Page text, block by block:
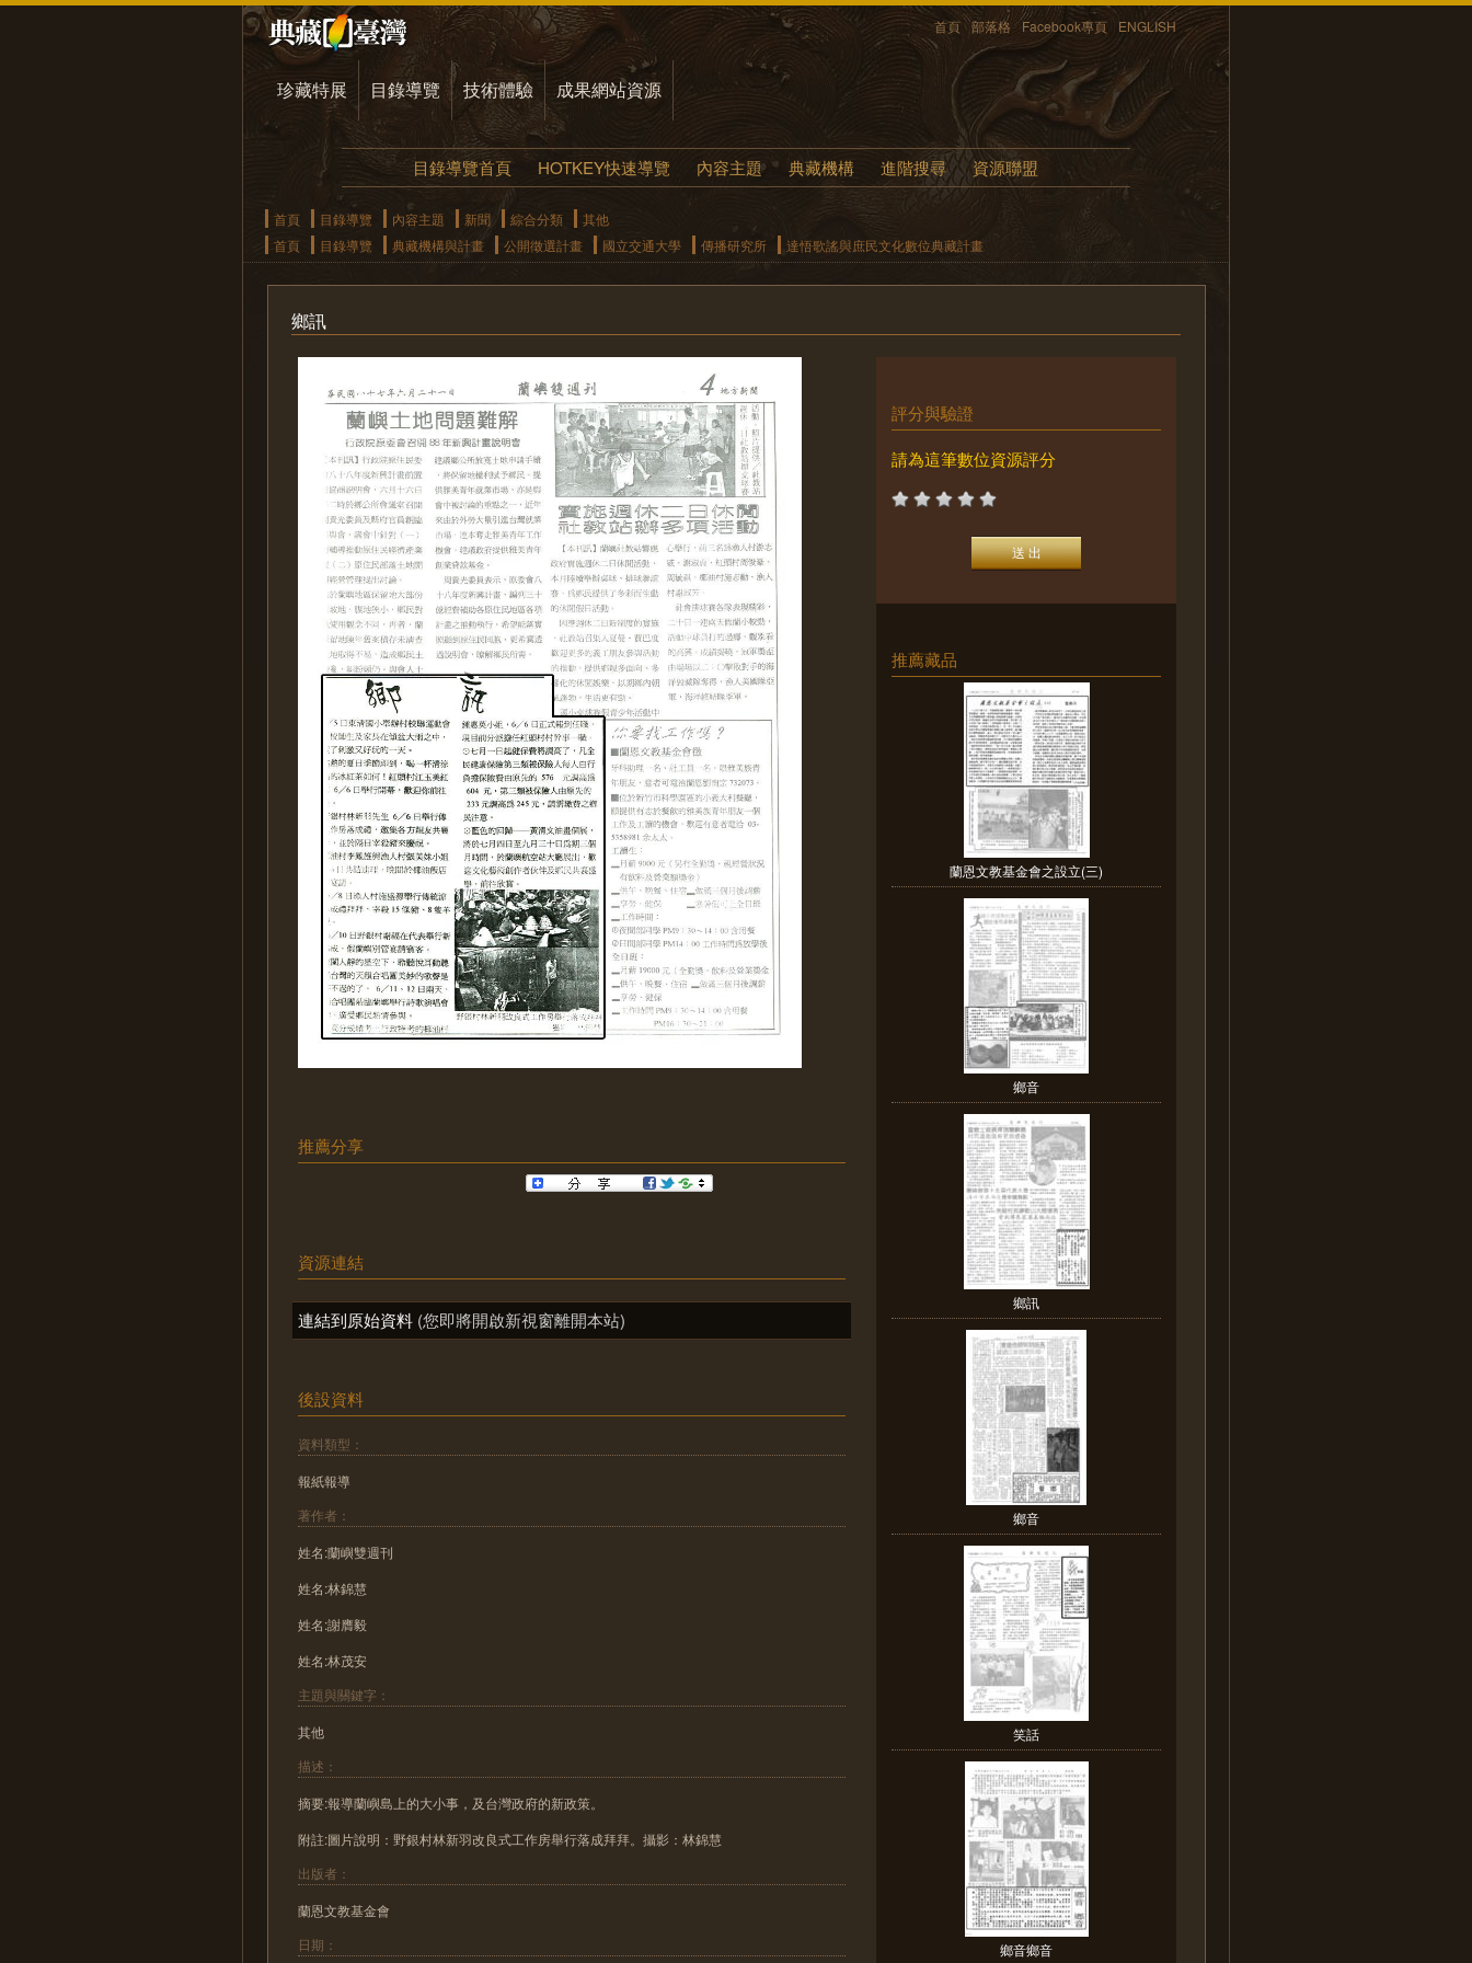
首頁 部落格 Facebook專頁 ENGLISH
珍藏特展 目錄導覽 技術體驗 成果網站資源
目錄導覽首頁 HOTKEY快速導覽 內容主題 典藏機構 進階搜尋 資源聯盟
首頁 目錄導覽 內容主題 新聞 綜合分類
其他
首頁
目錄導覽 典藏機構與計畫 公開徵選計畫 國立交通大學 傳播研究所 達悟歌謠與庶民文化數位典藏計畫
鄉訊
推薦分享
資源連結
連結到原始資料 (您即將開啟新視窗離開本站)
後設資料
資料類型：
報紙報導
著作者：
姓名:蘭嶼雙週刊
姓名:林錦慧
姓名:謝膺毅
姓名:林茂安
主題與關鍵字：
其他
描述：
摘要:報導蘭嶼島上的大小事，及台灣政府的新政策。
附註:圖片說明：野銀村林新羽改良式工作房舉行落成拜拜。攝影：林錦慧
出版者：
蘭恩文教基金會
日期：
評分與驗證
請為這筆數位資源評分
推薦藏品
蘭恩文教基金會之設立(三)
鄉音
鄉訊
鄉音
笑話
鄉音鄉音